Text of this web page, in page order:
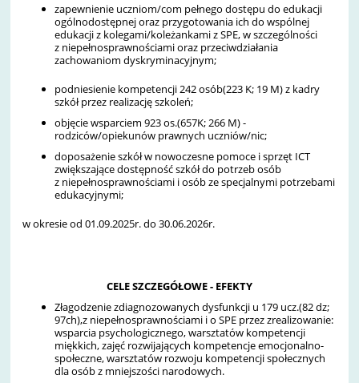
zapewnienie uczniom/com pełnego dostępu do edukacji
ogólnodostępnej oraz przygotowania ich do wspólnej
edukacji z kolegami/koleżankami z SPE, w szczególności
z niepełnosprawnościami oraz przeciwdziałania
zachowaniom dyskryminacyjnym;
podniesienie kompetencji 242 osób(223 K; 19 M) z kadry
szkół przez realizację szkoleń;
objęcie wsparciem 923 os.(657K; 266 M) -
rodziców/opiekunów prawnych uczniów/nic;
doposażenie szkół w nowoczesne pomoce i sprzęt ICT
zwiększające dostępność szkół do potrzeb osób
z niepełnosprawnościami i osób ze specjalnymi potrzebami
edukacyjnymi;
w okresie od 01.09.2025r. do 30.06.2026r.
CELE SZCZEGÓŁOWE - EFEKTY
Złagodzenie zdiagnozowanych dysfunkcji u 179 ucz.(82 dz;
97ch),z niepełnosprawnościami i o SPE przez zrealizowanie:
wsparcia psychologicznego, warsztatów kompetencji
miękkich, zajęć rozwijających kompetencje emocjonalno-
społeczne, warsztatów rozwoju kompetencji społecznych
dla osób z mniejszości narodowych.